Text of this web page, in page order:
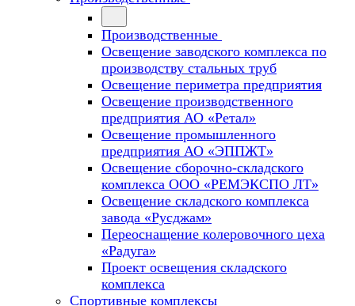
Производственные
Освещение заводского комплекса по
производству стальных труб
Освещение периметра предприятия
Освещение производственного
предприятия АО «Ретал»
Освещение промышленного
предприятия АО «ЭППЖТ»
Освещение сборочно-складского
комплекса ООО «РЕМЭКСПО ЛТ»
Освещение складского комплекса
завода «Русджам»
Переоснащение колеровочного цеха
«Радуга»
Проект освещения складского
комплекса
Спортивные комплексы